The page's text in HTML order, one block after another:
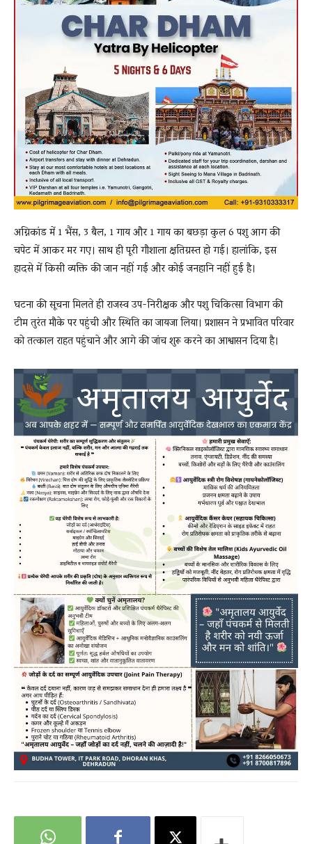
अग्निकांड में 1 भैंस, 3 बैल, 1 गाय और 1 गाय का बछड़ा कुल 6 पशु आग की
चपेट में आकर मर गए। साथ ही पूरी गौशाला क्षतिग्रस्त हो गई। हालांकि, इस
हादसे में किसी व्यक्ति की जान नहीं गई और कोई जनहानि नहीं हुई है।
घटना की सूचना मिलते ही राजस्व उप-निरीक्षक और पशु चिकित्सा विभाग की
टीम तुरंत मौके पर पहुंची और स्थिति का जायजा लिया। प्रशासन ने प्रभावित परिवार
को तत्काल राहत पहुंचाने और आगे की जांच शुरू करने का आश्वासन दिया है।